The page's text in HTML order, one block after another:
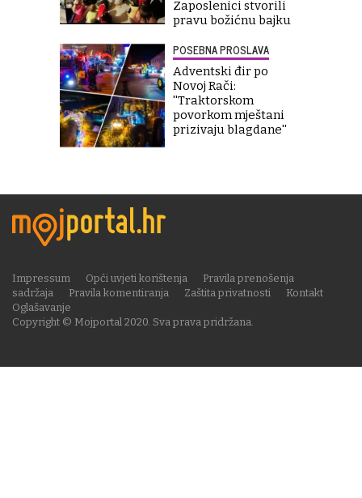
Zaposlenici stvorili
pravu božićnu bajku
POSEBNA PROSLAVA
Adventski đir po
Novoj Rači:
''Traktorskom
povorkom mještani
prizivaju blagdane''
Copyright © Mojportal 2020. Sva prava pridržana.
Impressum Opći uvjeti korištenja
Pravila prenošenja
sadržaja
Pravila komentiranja Zaštita privatnosti
Kontakt
Oglašavanje